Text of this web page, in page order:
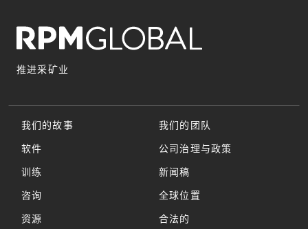
推进采矿业
我们的故事
软件
训练
咨询
资源
我们的团队
公司治理与政策
新闻稿
全球位置
合法的